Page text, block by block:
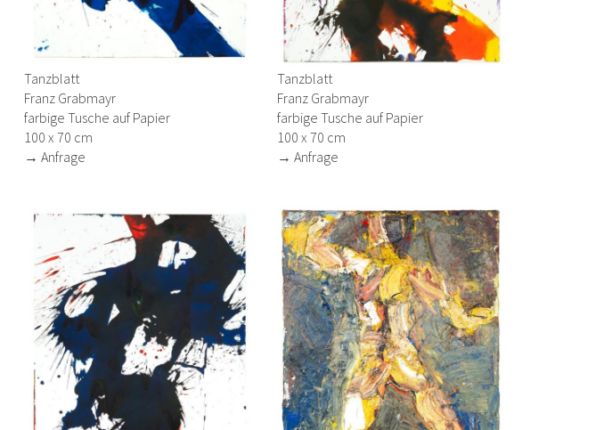
Tanzblatt
Franz Grabmayr
farbige Tusche auf Papier
100 x 70 cm
→ Anfrage
Tanzblatt
Franz Grabmayr
farbige Tusche auf Papier
100 x 70 cm
→ Anfrage